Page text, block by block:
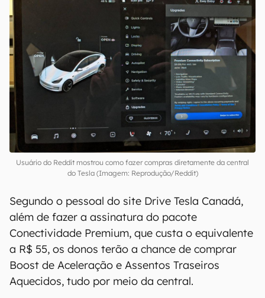
Usuário do Reddit mostrou como fazer compras diretamente da central
do Tesla (Imagem: Reprodução/Reddit)
Segundo o pessoal do site Drive Tesla Canadá,
além de fazer a assinatura do pacote
Conectividade Premium, que custa o equivalente
a R$ 55, os donos terão a chance de comprar
Boost de Aceleração e Assentos Traseiros
Aquecidos, tudo por meio da central.